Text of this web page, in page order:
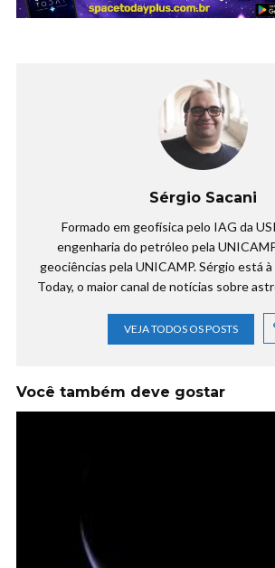
Sérgio Sacani
Formado em geofísica pelo IAG da
engenharia do petróleo pela
geociências pela UNICAMP. Sérgio está
Today, o maior canal de notícias sobre
VEJA TODOS OS POSTS
Você também deve gostar